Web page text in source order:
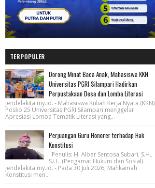
TERPOPULER
Dorong Minat Baca Anak, Mahasiswa KKN
Universitas PGRI Silampari Hadirkan
Perpustakaan Desa dan Lomba Literasi
Jendelakita.my.id. - Mahasiswa Kuliah Kerja Nyata (KKN)
Posko 25 Universitas PGRI Silampari menggelar
Apresiasi Lomba Tematik Literasi yang...
Perjuangan Guru Honorer terhadap Hak
Konstitusi
Penulis: H. Albar Sentosa Subari, S.H.,
S.U. (Pengamat Hukum dan Sosial)
Jendelakita.my.id. - Pada 30 Juli 2026, Mahkamah
Konstitusi men...